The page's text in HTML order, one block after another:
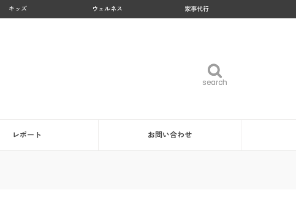
キッズ ウェルネス 家事代行
search
search
レポート お問い合わせ